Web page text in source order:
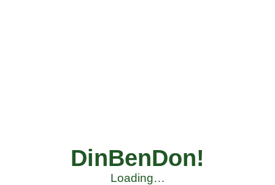
DinBenDon!
Loading…